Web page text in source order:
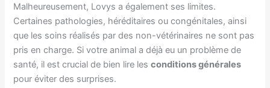
Malheureusement, Lovys a également ses limites.
Certaines pathologies, héréditaires ou congénitales, ainsi
que les soins réalisés par des non-vétérinaires ne sont pas
pris en charge. Si votre animal a déjà eu un problème de
santé, il est crucial de bien lire lesconditions générales
pour éviter des surprises.